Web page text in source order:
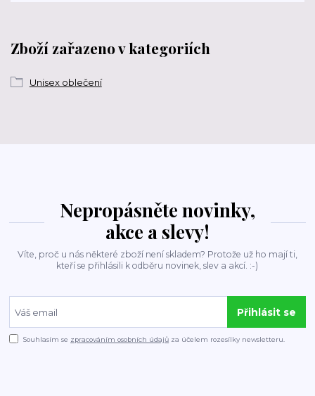
Zboží zařazeno v kategoriích
Unisex oblečení
Nepropásněte novinky,
akce a slevy!
Víte, proč u nás některé zboží není skladem? Protože už ho mají ti,
kteří se přihlásili k odběru novinek, slev a akcí. :-)
Přihlásit se
Souhlasím se zpracováním osobních údajů za účelem rozesílky newsletteru.